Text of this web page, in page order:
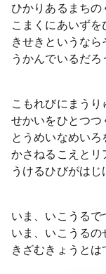
ひかりあるまちの
こまくにあいずを
きせきというな
うかんでいるだろ
こもれびにまう
せかいをひとつつ
とうめいなめい
かさねるこえとリ
うけるひびがはじ
いま、いこうるで
いま、いこうるの
きざむきょうと